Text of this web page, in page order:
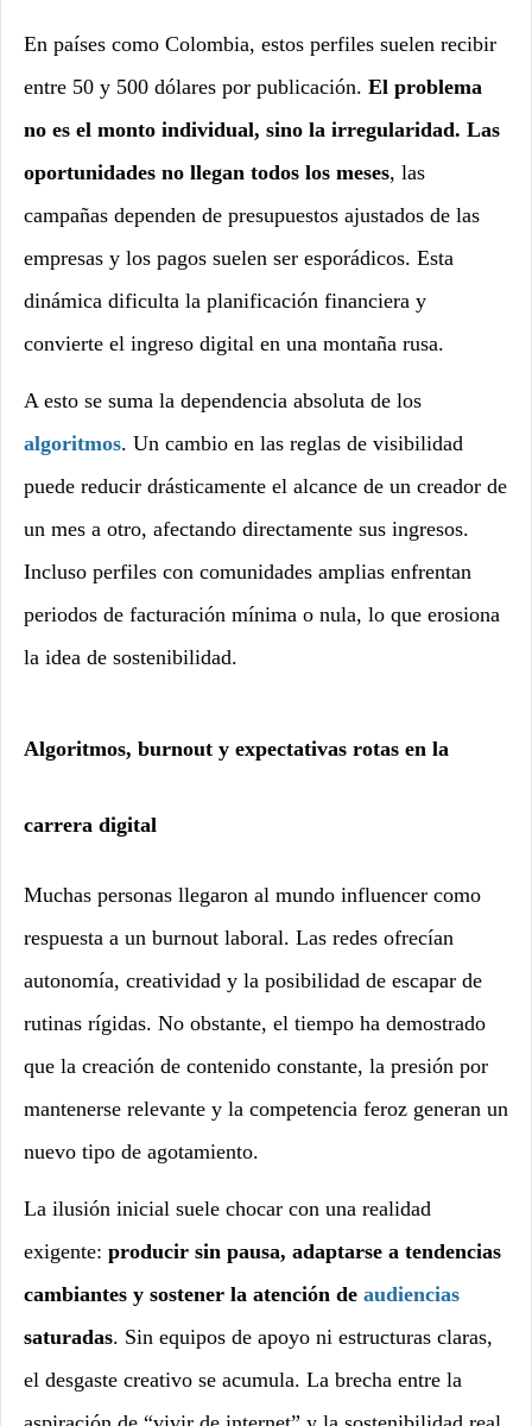
En países como Colombia, estos perfiles suelen recibir
entre 50 y 500 dólares por publicación. El problema
no es el monto individual, sino la irregularidad. Las
oportunidades no llegan todos los meses, las
campañas dependen de presupuestos ajustados de las
empresas y los pagos suelen ser esporádicos. Esta
dinámica dificulta la planificación financiera y
convierte el ingreso digital en una montaña rusa.
A esto se suma la dependencia absoluta de los
algoritmos. Un cambio en las reglas de visibilidad
puede reducir drásticamente el alcance de un creador de
un mes a otro, afectando directamente sus ingresos.
Incluso perfiles con comunidades amplias enfrentan
periodos de facturación mínima o nula, lo que erosiona
la idea de sostenibilidad.
Algoritmos, burnout y expectativas rotas en la
carrera digital
Muchas personas llegaron al mundo influencer como
respuesta a un burnout laboral. Las redes ofrecían
autonomía, creatividad y la posibilidad de escapar de
rutinas rígidas. No obstante, el tiempo ha demostrado
que la creación de contenido constante, la presión por
mantenerse relevante y la competencia feroz generan un
nuevo tipo de agotamiento.
La ilusión inicial suele chocar con una realidad
exigente: producir sin pausa, adaptarse a tendencias
cambiantes y sostener la atención de audiencias
saturadas. Sin equipos de apoyo ni estructuras claras,
el desgaste creativo se acumula. La brecha entre la